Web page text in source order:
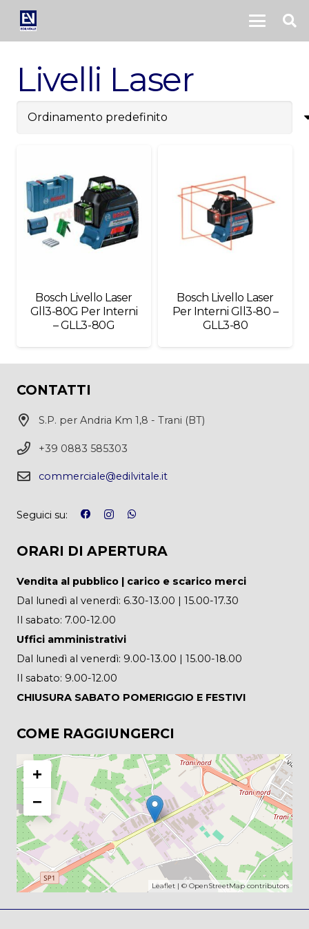
Livelli Laser
Bosch Livello Laser
Gll3-80G Per Interni
– GLL3-80G
Bosch Livello Laser
Per Interni Gll3-80 –
GLL3-80
CONTATTI
S.P. per Andria Km 1,8 - Trani (BT)
+39 0883 585303
commerciale@edilvitale.it
Seguici su:
ORARI DI APERTURA
Vendita al pubblico | carico e scarico merci
Dal lunedì al venerdì: 6.30-13.00 | 15.00-17.30
Il sabato: 7.00-12.00
Uffici amministrativi
Dal lunedì al venerdì: 9.00-13.00 | 15.00-18.00
Il sabato: 9.00-12.00
CHIUSURA SABATO POMERIGGIO E FESTIVI
COME RAGGIUNGERCI
+
−
Leaflet | © OpenStreetMapcontributors